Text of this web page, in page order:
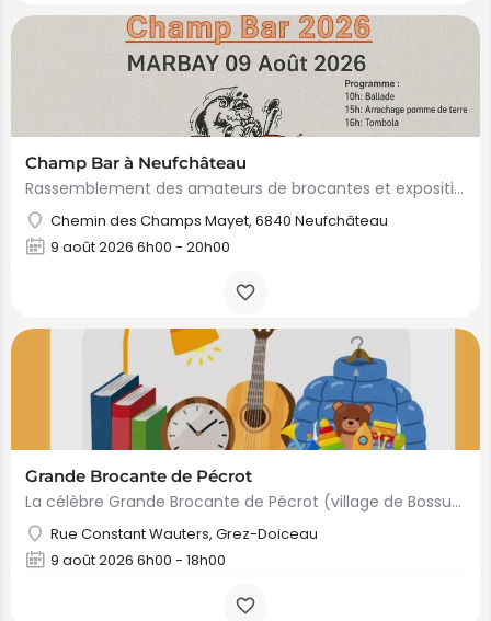
Champ Bar à Neufchâteau
Rassemblement des amateurs de brocantes et exposition de vieilles mécaniques (tracteurs). Evénement…
Chemin des Champs Mayet, 6840 Neufchâteau
9 août 2026 6h00 - 20h00
Grande Brocante de Pécrot
La célèbre Grande Brocante de Pécrot (village de Bossut-Gottechain) aura lieu le dimanche 9 août 2026.…
Rue Constant Wauters, Grez-Doiceau
9 août 2026 6h00 - 18h00